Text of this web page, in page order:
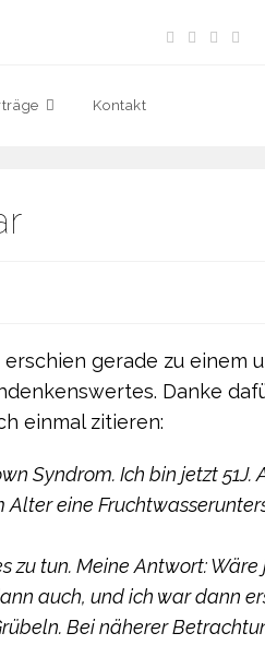
Kontakt
gerade zu einem
Danke
einmal zitieren:
Syndrom. Ich bin jetzt 51J.
eine
zu tun. Meine Antwort:
auch, und ich war dann
Bei näherer